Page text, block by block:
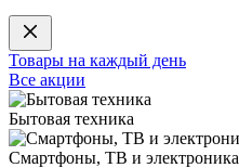
Товары на каждый день
Все акции
Бытовая техника
Смартфоны, ТВ и электроника